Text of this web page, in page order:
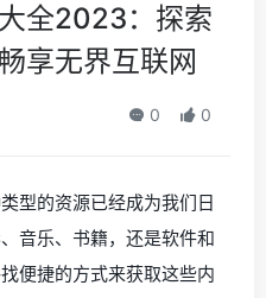
全2023：探索
享无界互联网
0 0
型的资源已经成为我们日
音乐、书籍，还是软件和
便捷的方式来获取这些内